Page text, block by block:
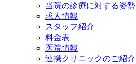
当院の診療に対する姿勢
求人情報
スタッフ紹介
料金表
医院情報
連携クリニックのご紹介